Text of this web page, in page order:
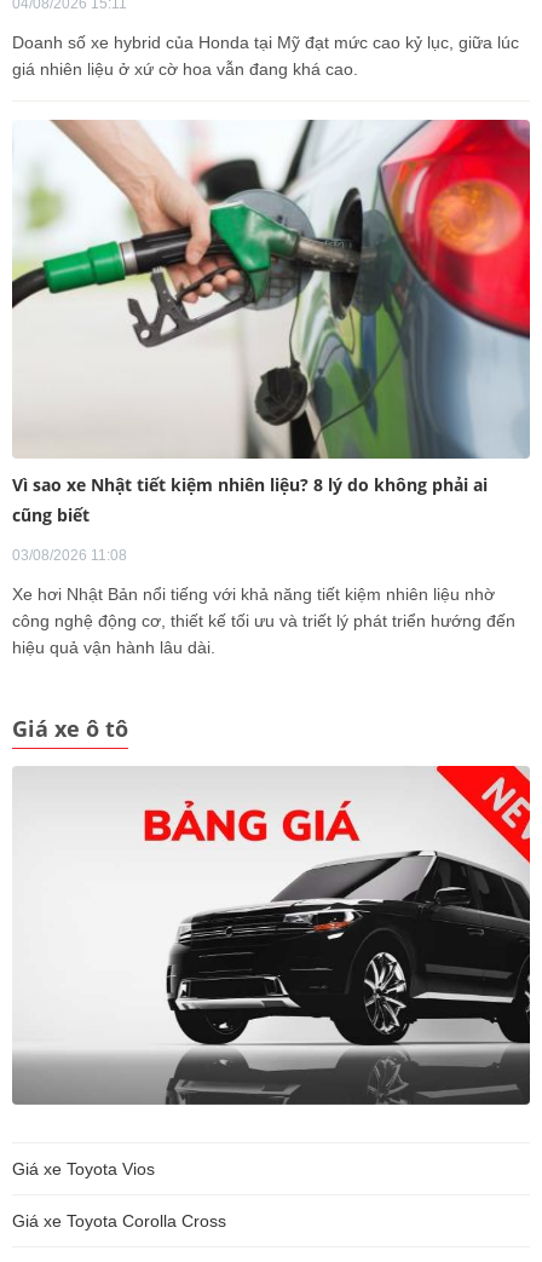
04/08/2026 15:11
Doanh số xe hybrid của Honda tại Mỹ đạt mức cao kỷ lục, giữa lúc
giá nhiên liệu ở xứ cờ hoa vẫn đang khá cao.
Vì sao xe Nhật tiết kiệm nhiên liệu? 8 lý do không phải ai
cũng biết
03/08/2026 11:08
Xe hơi Nhật Bản nổi tiếng với khả năng tiết kiệm nhiên liệu nhờ
công nghệ động cơ, thiết kế tối ưu và triết lý phát triển hướng đến
hiệu quả vận hành lâu dài.
Giá xe ô tô
Giá xe Toyota Vios
Giá xe Toyota Corolla Cross